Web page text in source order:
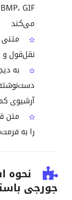
می‌کند
نقل‌قول
به
آرشیوی
متن
را به
جورجی